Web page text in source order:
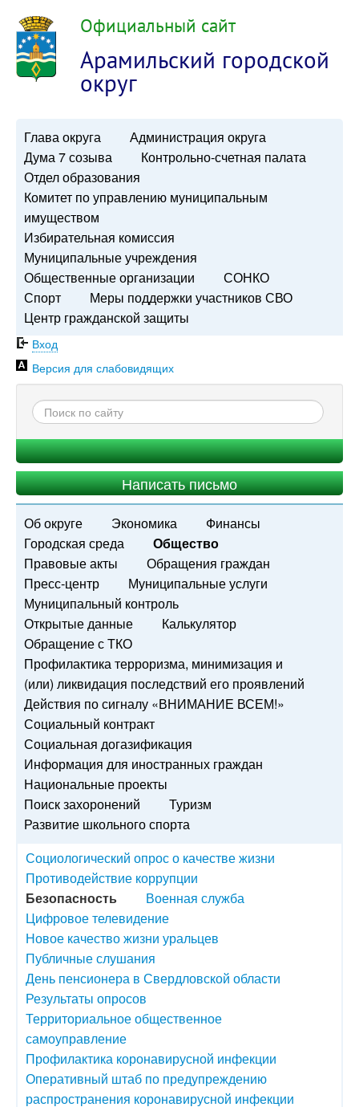
Официальный сайт
Арамильский городской
округ
Глава округа
Администрация округа
Дума 7 созыва
Контрольно-счетная палата
Отдел образования
Комитет по управлению муниципальным
имуществом
Избирательная комиссия
Муниципальные учреждения
Общественные организации
СОНКО
Спорт
Меры поддержки участников СВО
Центр гражданской защиты
Вход
Версия для слабовидящих
Написать письмо
Об округе Экономика
Финансы
Городская среда
Общество
Правовые акты
Обращения граждан
Пресс-центр
Муниципальные услуги
Муниципальный контроль
Открытые данные
Калькулятор
Обращение с ТКО
Профилактика терроризма, минимизация и
(или) ликвидация последствий его проявлений
Действия по сигналу «ВНИМАНИЕ ВСЕМ!»
Социальный контракт
Социальная догазификация
Информация для иностранных граждан
Национальные проекты
Поиск захоронений
Туризм
Развитие школьного спорта
Социологический опрос о качестве жизни
Противодействие коррупции
Безопасность
Военная служба
Цифровое телевидение
Новое качество жизни уральцев
Публичные слушания
День пенсионера в Свердловской области
Результаты опросов
Территориальное общественное
самоуправление
Профилактика коронавирусной инфекции
Оперативный штаб по предупреждению
распространения коронавирусной инфекции